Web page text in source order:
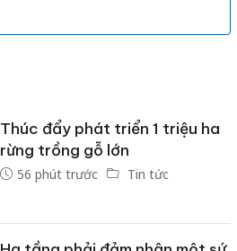
Thúc đẩy phát triển 1 triệu ha
rừng trồng gỗ lớn
56 phút trước Tin tức